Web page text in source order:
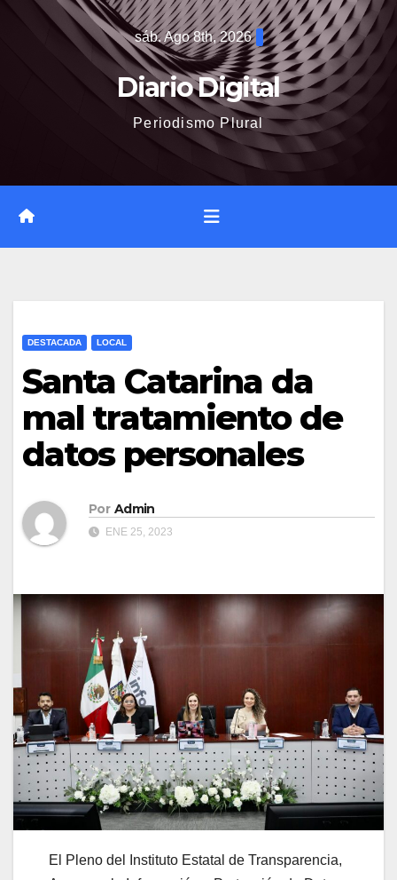
sáb. Ago 8th, 2026
Diario Digital
Periodismo Plural
DESTACADA LOCAL
Santa Catarina da
mal tratamiento de
datos personales
Por Admin
ENE 25, 2023
El Pleno del Instituto Estatal de Transparencia,